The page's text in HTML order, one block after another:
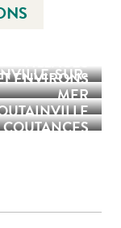
ENVIRONS
SUR-
MER
COUTANCES